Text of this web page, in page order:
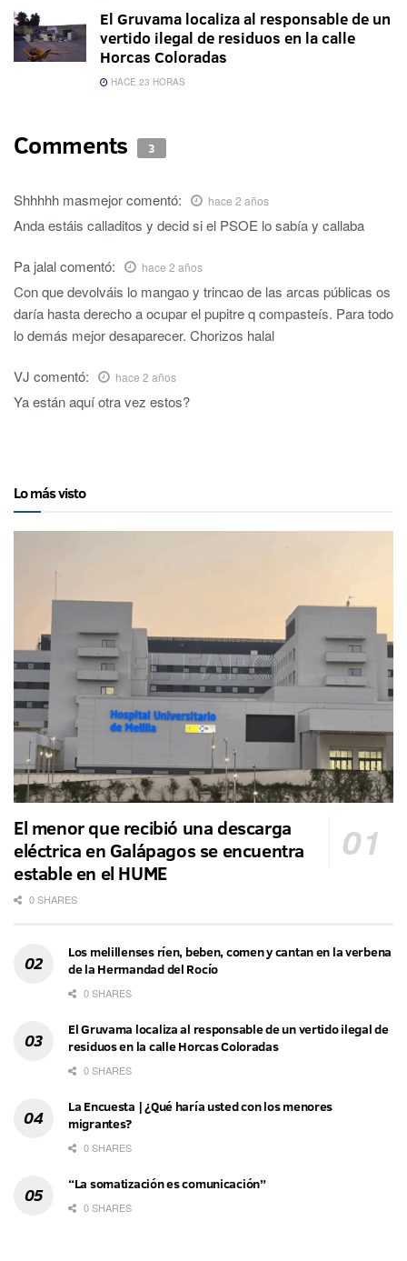
El Gruvama localiza al responsable de un
vertido ilegal de residuos en la calle
Horcas Coloradas
HACE 23 HORAS
Comments 3
Shhhhh masmejorcomentó: hace 2 años
Anda estáis calladitos y decid si el PSOE lo sabía y callaba
Pa jalalcomentó: hace 2 años
Con que devolváis lo mangao y trincao de las arcas públicas os
daría hasta derecho a ocupar el pupitre q compasteís. Para todo
lo demás mejor desaparecer. Chorizos halal
VJ comentó: hace 2 años
Ya están aquí otra vez estos?
Lo más visto
El menor que recibió una descarga
eléctrica en Galápagos se encuentra
estable en el HUME
0 SHARES
Los melillenses ríen, beben, comen y cantan en la verbena
de la Hermandad del Rocío
0 SHARES
El Gruvama localiza al responsable de un vertido ilegal de
residuos en la calle Horcas Coloradas
0 SHARES
La Encuesta | ¿Qué haría usted con los menores
migrantes?
0 SHARES
“La somatización es comunicación”
0 SHARES